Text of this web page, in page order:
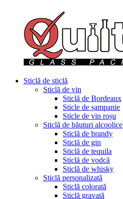
Sticlă de sticlă
Sticlă de vin
Sticlă de Bordeaux
Sticle de șampanie
Sticle de vin roșu
Sticlă de băuturi alcoolice
Sticlă de brandy
Sticlă de gin
Sticlă de tequila
Sticlă de vodcă
Sticlă de whisky
Sticlă personalizată
Sticlă colorată
Sticlă gravată